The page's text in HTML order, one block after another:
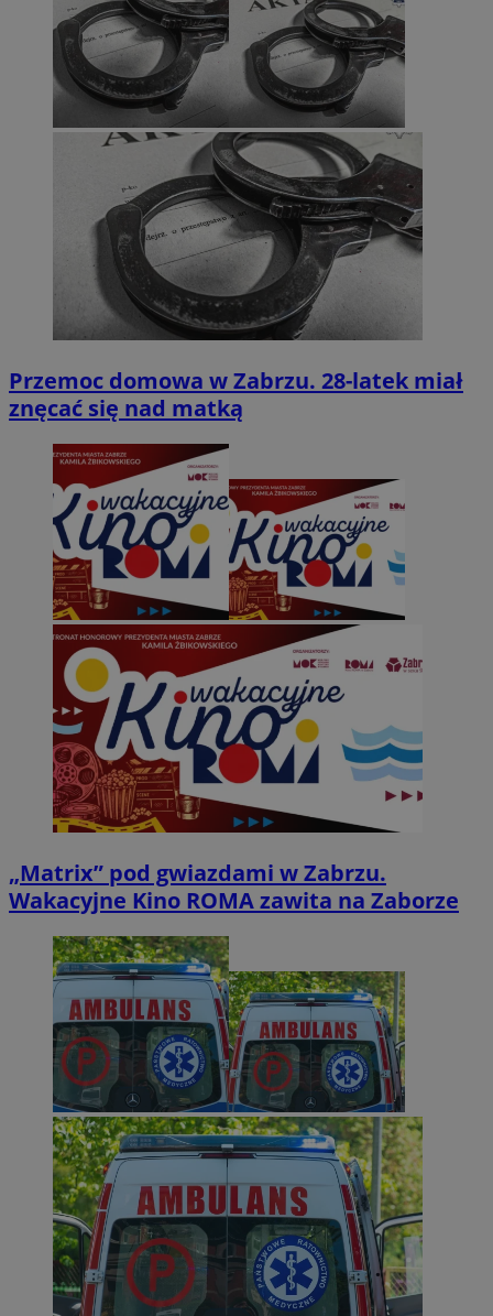
Przemoc domowa w Zabrzu. 28-latek miał
znęcać się nad matką
„Matrix” pod gwiazdami w Zabrzu.
Wakacyjne Kino ROMA zawita na Zaborze